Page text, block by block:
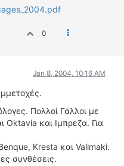
0
Jan 8, 2004, 10:16 AM
Πολλοί Γάλλοι με
και Ιμπρεζα. Για
Kresta και Valimaki.
συνθέσεις.